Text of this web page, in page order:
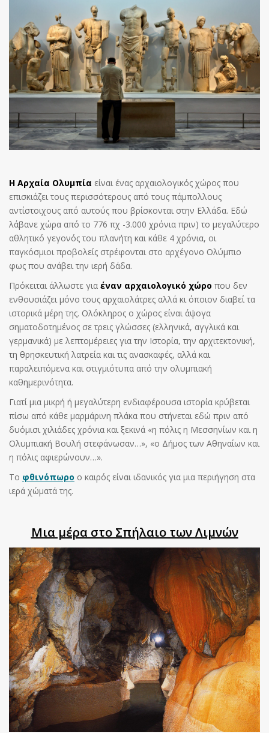
Η Αρχαία Ολυμπία είναι ένας αρχαιολογικός χώρος που
επισκιάζει τους περισσότερους από τους πάμπολλους
αντίστοιχους από αυτούς που βρίσκονται στην Ελλάδα. Εδώ
λάβανε χώρα από το 776 πχ -3.000 χρόνια πριν) το μεγαλύτερο
αθλητικό γεγονός του πλανήτη και κάθε 4 χρόνια, οι
παγκόσμιοι προβολείς στρέφονται στο αρχέγονο Ολύμπιο
φως που ανάβει την ιερή δάδα.
Πρόκειται άλλωστε για έναν αρχαιολογικό χώρο που δεν
ενθουσιάζει μόνο τους αρχαιολάτρες αλλά κι όποιον διαβεί τα
ιστορικά μέρη της. Ολόκληρος ο χώρος είναι άψογα
σηματοδοτημένος σε τρεις γλώσσες (ελληνικά, αγγλικά και
γερμανικά) με λεπτομέρειες για την Ιστορία, την αρχιτεκτονική,
τη θρησκευτική λατρεία και τις ανασκαφές, αλλά και
παραλειπόμενα και στιγμιότυπα από την ολυμπιακή
καθημερινότητα.
Γιατί μια μικρή ή μεγαλύτερη ενδιαφέρουσα ιστορία κρύβεται
πίσω από κάθε μαρμάρινη πλάκα που στήνεται εδώ πριν από
δυόμισι χιλιάδες χρόνια και ξεκινά «η πόλις η Μεσσηνίων και η
Ολυμπιακή Βουλή στεφάνωσαν…», «ο Δήμος των Αθηναίων και
η πόλις αφιερώνουν…».
Το φθινόπωρο ο καιρός είναι ιδανικός για μια περιήγηση στα
ιερά χώματά της.
Mια μέρα στο Σπήλαιο των Λιμνών